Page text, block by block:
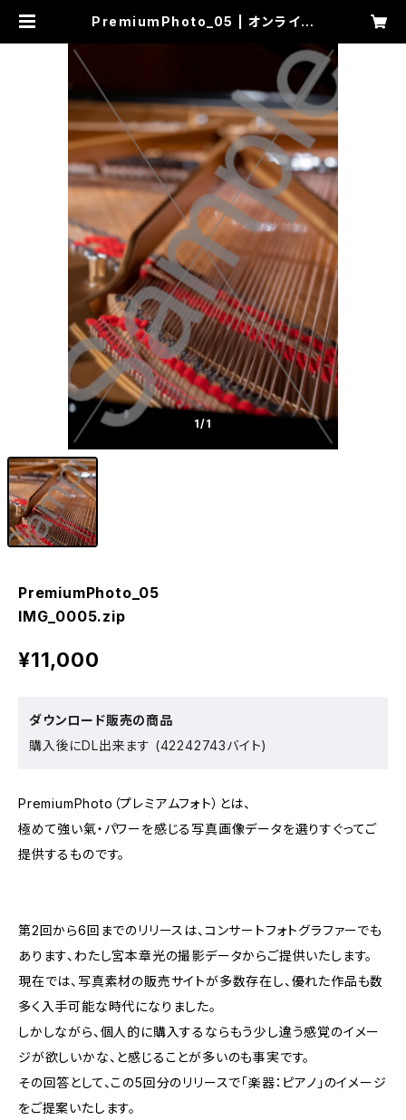
PremiumPhoto_05 | オンライン
カルチャー講座資料写真データご提
1/1
PremiumPhoto_05
IMG_0005.zip
¥11,000
ダウンロード販売の商品
購入後にDL出来ます (42242743バイト)
PremiumPhoto（プレミアムフォト）とは、
極めて強い氣・パワーを感じる写真画像データを選りすぐってご
提供するものです。
第2回から6回までのリリースは、コンサートフォトグラファーでも
あります、わたし宮本章光の撮影データからご提供いたします。
現在では、写真素材の販売サイトが多数存在し、優れた作品も数
多く入手可能な時代になりました。
しかしながら、個人的に購入するならもう少し違う感覚のイメー
ジが欲しいかな、と感じることが多いのも事実です。
その回答として、この5回分のリリースで「楽器：ピアノ」のイメージ
をご提案いたします。